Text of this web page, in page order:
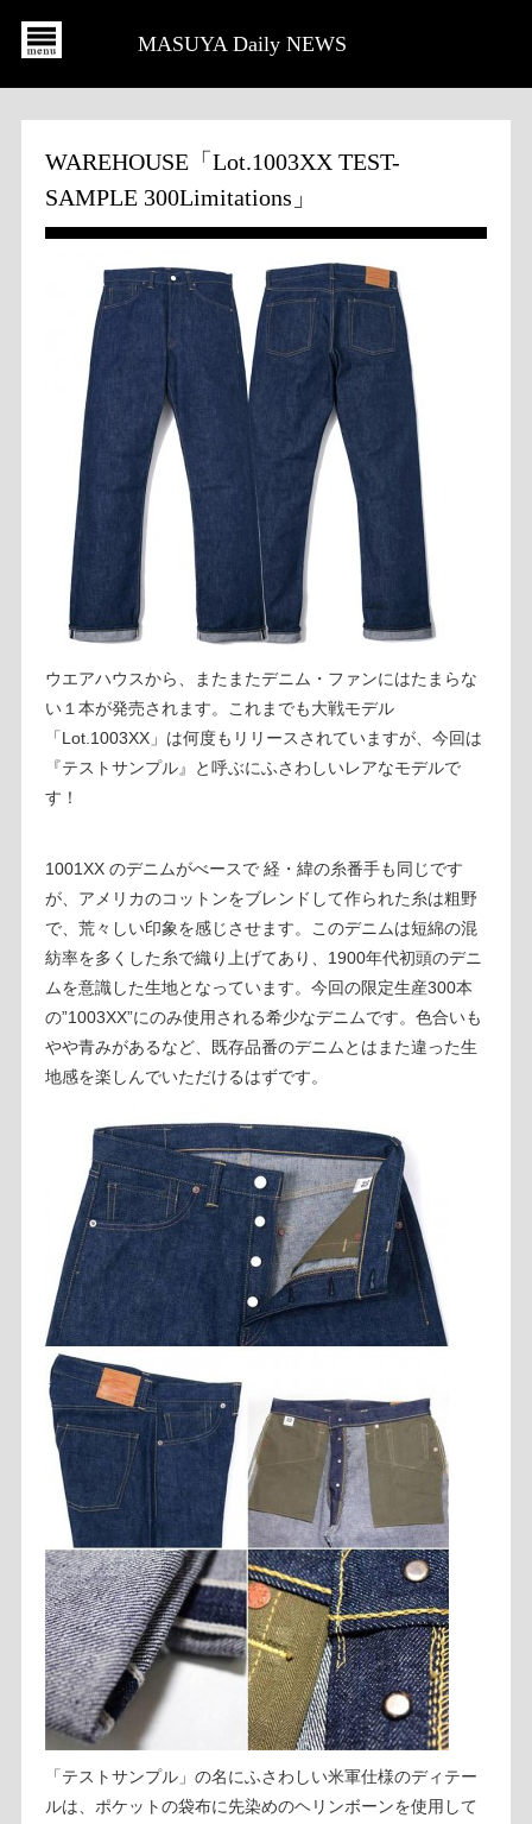
MASUYA Daily NEWS
WAREHOUSE「Lot.1003XX TEST-
SAMPLE 300Limitations」
ウエアハウスから、またまたデニム・ファンにはたまらな
い１本が発売されます。これまでも大戦モデル
「Lot.1003XX」は何度もリリースされていますが、今回は
『テストサンプル』と呼ぶにふさわしいレアなモデルで
す！
1001XX のデニムがべースで 経・緯の糸番手も同じです
が、アメリカのコットンをブレンドして作られた糸は粗野
で、荒々しい印象を感じさせます。このデニムは短綿の混
紡率を多くした糸で織り上げてあり、1900年代初頭のデニ
ムを意識した生地となっています。今回の限定生産300本
の”1003XX”にのみ使用される希少なデニムです。色合いも
やや青みがあるなど、既存品番のデニムとはまた違った生
地感を楽しんでいただけるはずです。
「テストサンプル」の名にふさわしい米軍仕様のディテー
ルは、ポケットの袋布に先染めのヘリンボーンを使用して